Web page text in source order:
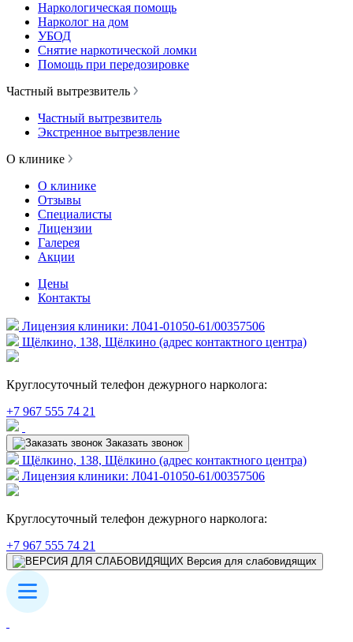
Наркологическая помощь
Нарколог на дом
УБОД
Снятие наркотической ломки
Помощь при передозировке
Частный вытрезвитель
Частный вытрезвитель
Экстренное вытрезвление
О клинике
О клинике
Отзывы
Специалисты
Лицензии
Галерея
Акции
Цены
Контакты
Лицензия клиники: Л041-01050-61/00357506
Щёлкино, 138, Щёлкино (адрес контактного центра)
Круглосуточный телефон дежурного нарколога:
+7 967 555 74 21
Заказать звонок
Щёлкино, 138, Щёлкино (адрес контактного центра)
Лицензия клиники: Л041-01050-61/00357506
Круглосуточный телефон дежурного нарколога:
+7 967 555 74 21
Версия для слабовидящих